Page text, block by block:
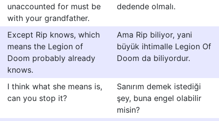
unaccounted for must be
with your grandfather.
dedende olmalı.
Except Rip knows, which
means the Legion of
Doom probably already
knows.
Ama Rip biliyor, yani
büyük ihtimalle Legion Of
Doom da biliyordur.
I think what she means is,
can you stop it?
Sanırım demek istediği
şey, buna engel olabilir
misin?